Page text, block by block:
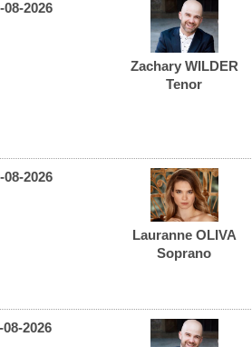
08-2026
Zachary WILDER
Tenor
08-2026
Lauranne OLIVA
Soprano
08-2026